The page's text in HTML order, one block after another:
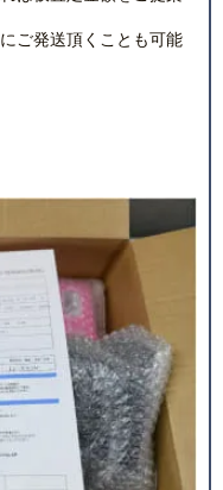
ご発送頂くことも可能